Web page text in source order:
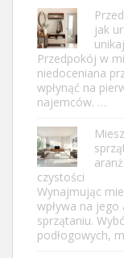
jak
Przedpokój w
niedoceniana
wpłynąć na
najemców. …
czystości
Wynajmując
wpływa na
sprzątaniu.
podłogowych,